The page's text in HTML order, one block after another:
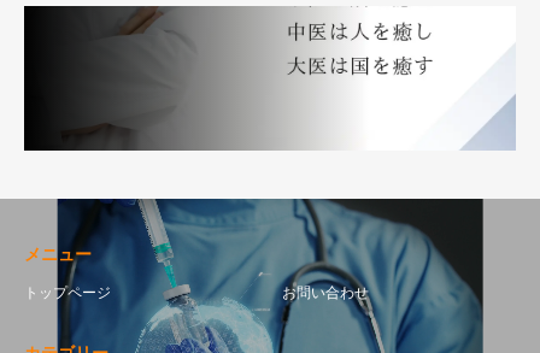
メニュー
トップページ お問い合わせ